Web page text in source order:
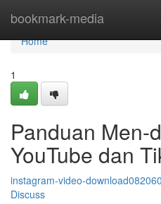
bookmark-media
Home
Home
1
Panduan Men-
YouTube dan
instagram-video-download082060
Discuss